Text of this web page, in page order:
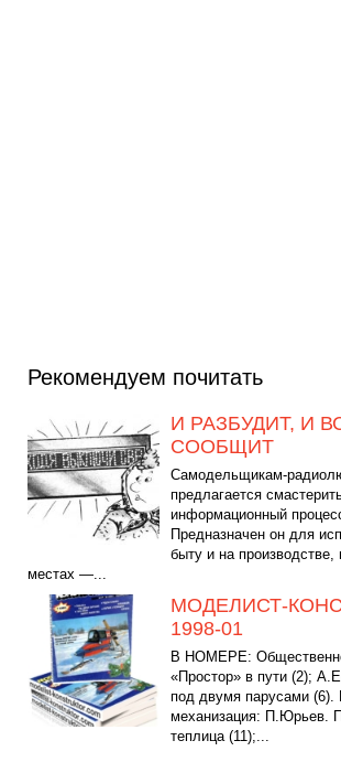
Рекомендуем почитать
И РАЗБУДИТ, И
СООБЩИТ
Самодельщикам-
предлагается
информационный
Предназначен он для
быту и на
местах —...
МОДЕЛИСТ-
1998-01
В НОМЕРЕ:
«Простор» в пути (2);
под двумя парусами (6).
механизация: П.Юрьев.
теплица (11);...